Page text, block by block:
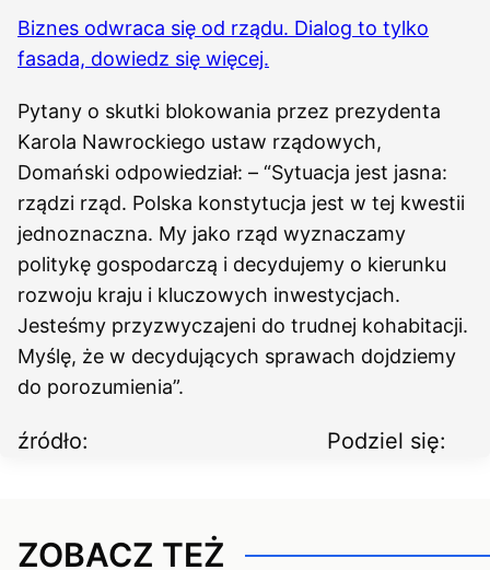
Biznes odwraca się od rządu. Dialog to tylko
fasada, dowiedz się więcej.
Pytany o skutki blokowania przez prezydenta
Karola Nawrockiego ustaw rządowych,
Domański odpowiedział: – “Sytuacja jest jasna:
rządzi rząd. Polska konstytucja jest w tej kwestii
jednoznaczna. My jako rząd wyznaczamy
politykę gospodarczą i decydujemy o kierunku
rozwoju kraju i kluczowych inwestycjach.
Jesteśmy przyzwyczajeni do trudnej kohabitacji.
Myślę, że w decydujących sprawach dojdziemy
do porozumienia”.
źródło: Podziel się:
ZOBACZ TEŻ